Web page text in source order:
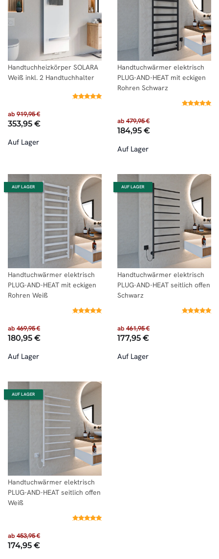
Handtuchheizkörper SOLARA
Weiß inkl. 2 Handtuchhalter
ab 919,95 €
353,95 €
Auf Lager
Handtuchwärmer elektrisch
PLUG-AND-HEAT mit eckigen
Rohren Schwarz
ab 479,95 €
184,95 €
Auf Lager
AUF LAGER
Handtuchwärmer elektrisch
PLUG-AND-HEAT mit eckigen
Rohren Weiß
ab 469,95 €
180,95 €
Auf Lager
AUF LAGER
Handtuchwärmer elektrisch
PLUG-AND-HEAT seitlich offen
Schwarz
ab 461,95 €
177,95 €
Auf Lager
AUF LAGER
Handtuchwärmer elektrisch
PLUG-AND-HEAT seitlich offen
Weiß
ab 453,95 €
174,95 €